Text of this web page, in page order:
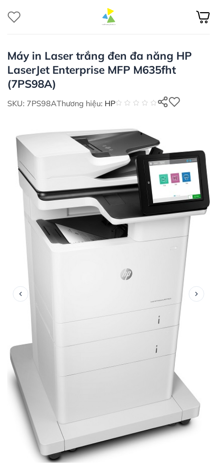
qua
Máy in Laser trắng đen đa năng HP
LaserJet Enterprise MFP M635fht
(7PS98A)
SKU: 7PS98AThương hiệu: HP